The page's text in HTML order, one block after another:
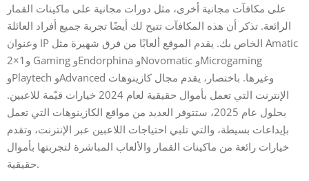
على مكافآت مجانية أخرى، مثل دورات مجانية على ماكينات القمار
الرائعة. تذكر أن هذه المكافآت تتيح لك أيضًا تجربة جميع أفراد العائلة
وعنوان IP الخاص بك. يقدم الموقع ألعابًا من فرق شهيرة مثل Amatic
و1×2 Gaming وEndorphina وNovomatic وMicrogaming
وPlaytech وAdvanced وغيرها. باختصار، يقدم مجال كازينوهات
الإنترنت التي تعمل بأموال حقيقية لعام 2024 خيارات قيّمة للاعبين.
بحلول عام 2025، ستتوفر العديد من مواقع الكازينوهات التي تعمل
بإيداعات بسيطة، والتي تلبي احتياجات اللاعبين عبر الإنترنت، وتقدم
خيارات رائعة من ماكينات القمار والألعاب المباشرة لتجربتها بأموال
حقيقية.